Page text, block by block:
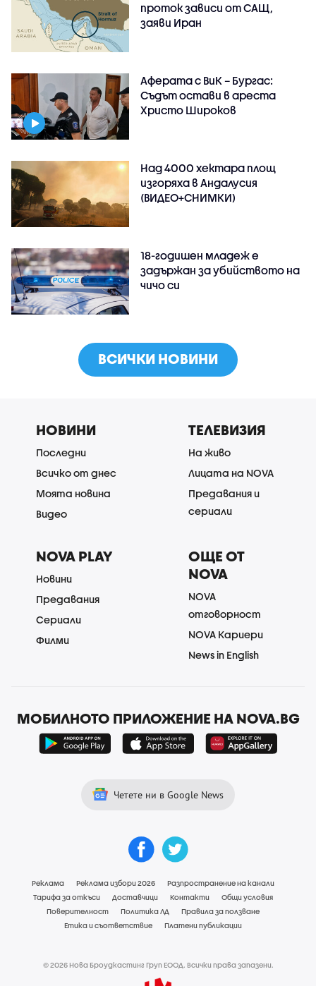
проток зависи от САЩ,
заяви Иран
Аферата с ВиК – Бургас:
Съдът остави в ареста
Христо Широков
Над 4000 хектара площ
изгоряха в Андалусия
(ВИДЕО+СНИМКИ)
18-годишен младеж е
задържан за убийството на
чичо си
ВСИЧКИ НОВИНИ
НОВИНИ
Последни
Всичко от днес
Моята новина
Видео
ТЕЛЕВИЗИЯ
На живо
Лицата на NOVA
Предавания и
сериали
NOVA PLAY
Новини
Предавания
Сериали
Филми
ОЩЕ ОТ
NOVA
NOVA
отговорност
NOVA Кариери
News in English
МОБИЛНОТО ПРИЛОЖЕНИЕ НА NOVA.BG
Четете ни в Google News
Реклама Реклама избори 2026
Разпространение на канали
Тарифа за откъси
Доставчици Контакти
Общи условия
Поверителност
Политика ЛД
Правила за ползване
Етика и съответствие
Платени публикации
© 2026 Нова Броудкастинг Груп ЕООД. Всички права запазени.